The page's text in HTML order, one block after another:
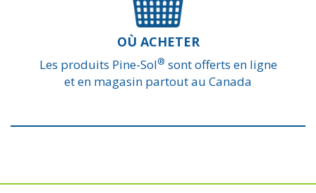
OÙ ACHETER
Les produits Pine-Sol® sont offerts en ligne
et en magasin partout au Canada